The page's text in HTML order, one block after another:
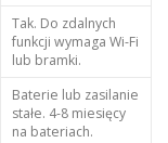
Tak. Do zdalnych
funkcji wymaga Wi-Fi
lub bramki.
Baterie lub zasilanie
stałe. 4-8 miesięcy
na bateriach.